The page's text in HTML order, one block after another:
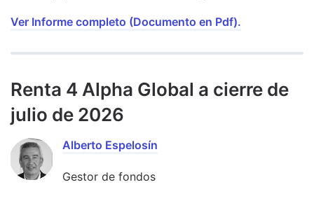
Ver Informe completo (Documento en Pdf).
Renta 4 Alpha Global a cierre de
julio de 2026
Alberto Espelosín
Gestor de fondos